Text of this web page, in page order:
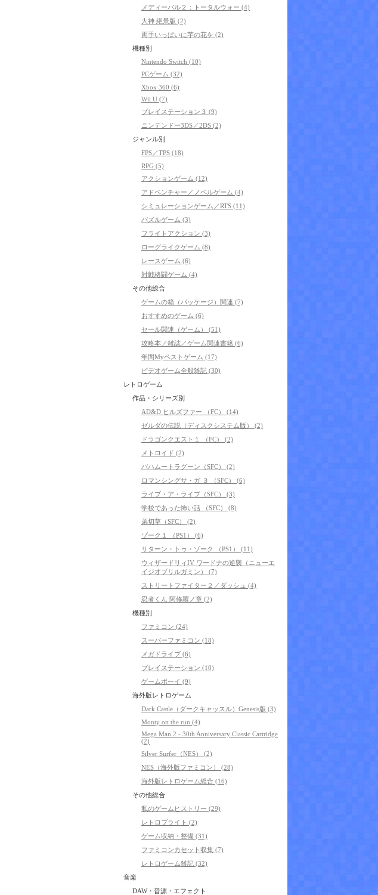
メディーバル２：トータルウォー (4)
大神 絶景版 (2)
両手いっぱいに芋の花を (2)
機種別
Nintendo Switch (10)
PCゲーム (32)
Xbox 360 (6)
Wii U (7)
プレイステーション３ (9)
ニンテンドー3DS／2DS (2)
ジャンル別
FPS／TPS (18)
RPG (5)
アクションゲーム (12)
アドベンチャー／ノベルゲーム (4)
シミュレーションゲーム／RTS (11)
パズルゲーム (3)
フライトアクション (3)
ローグライクゲーム (8)
レースゲーム (6)
対戦格闘ゲーム (4)
その他総合
ゲームの箱（パッケージ）関連 (7)
おすすめのゲーム (6)
セール関連（ゲーム） (51)
攻略本／雑誌／ゲーム関連書籍 (6)
年間Myベストゲーム (17)
ビデオゲーム全般雑記 (30)
レトロゲーム
作品・シリーズ別
AD&D ヒルズファー （FC） (14)
ゼルダの伝説（ディスクシステム版） (2)
ドラゴンクエスト１ （FC） (2)
メトロイド (2)
バハムートラグーン（SFC） (2)
ロマンシングサ・ガ ３ （SFC） (6)
ライブ・ア・ライブ（SFC） (3)
学校であった怖い話 （SFC） (8)
弟切草（SFC） (2)
ゾーク１ （PS1） (6)
リターン・トゥ・ゾーク （PS1） (11)
ウィザードリィIV ワードナの逆襲（ニューエ
イジオブリルガミン） (7)
ストリートファイター２／ダッシュ (4)
忍者くん 阿修羅ノ章 (2)
機種別
ファミコン (24)
スーパーファミコン (18)
メガドライブ (6)
プレイステーション (10)
ゲームボーイ (9)
海外版レトロゲーム
Dark Castle（ダークキャッスル）Genesis版 (3)
Monty on the run (4)
Mega Man 2 - 30th Anniversary Classic Cartridge
(2)
Silver Surfer（NES） (2)
NES（海外版ファミコン） (28)
海外版レトロゲーム総合 (16)
その他総合
私のゲームヒストリー (29)
レトロブライト (2)
ゲーム収納・整備 (31)
ファミコンカセット収集 (7)
レトロゲーム雑記 (32)
音楽
DAW・音源・エフェクト